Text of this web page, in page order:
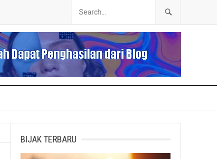
BIJAK TERBARU